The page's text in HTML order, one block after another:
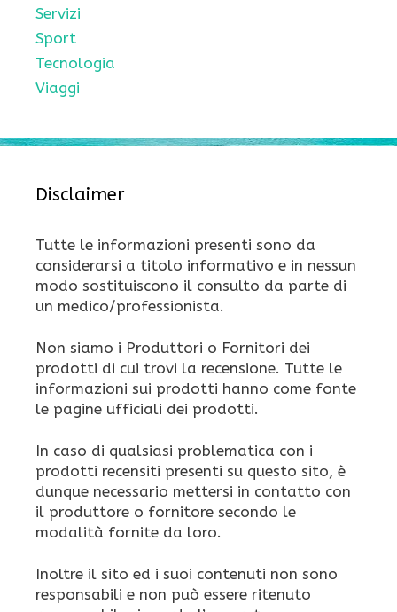
Servizi
Sport
Tecnologia
Viaggi
Disclaimer
Tutte le informazioni presenti sono da
considerarsi a titolo informativo e in nessun
modo sostituiscono il consulto da parte di
un medico/professionista.
Non siamo i Produttori o Fornitori dei
prodotti di cui trovi la recensione. Tutte le
informazioni sui prodotti hanno come fonte
le pagine ufficiali dei prodotti.
In caso di qualsiasi problematica con i
prodotti recensiti presenti su questo sito, è
dunque necessario mettersi in contatto con
il produttore o fornitore secondo le
modalità fornite da loro.
Inoltre il sito ed i suoi contenuti non sono
responsabili e non può essere ritenuto